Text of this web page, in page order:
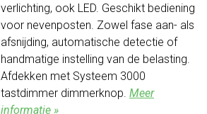
verlichting, ook LED. Geschikt bediening
voor nevenposten. Zowel fase aan- als
afsnijding, automatische detectie of
handmatige instelling van de belasting.
Afdekken met Systeem 3000
tastdimmer dimmerknop. Meer
informatie »